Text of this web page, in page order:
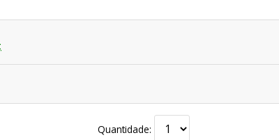
Quantidade: